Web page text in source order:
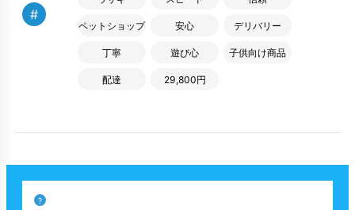
#
ペットショップ 安心 デリバリー
丁寧 遊び心 子供向け商品
配達 29,800円
?